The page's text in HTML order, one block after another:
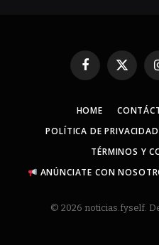
Facebook
X
HOME
POLÍTICA DE PRIVACIDAD
TÉRMINOS Y
ANÚNCIATE CON
© 2026 noticias.fyself.